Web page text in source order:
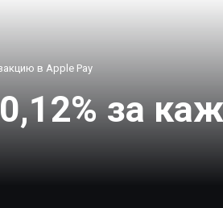
в Apple Pay
за